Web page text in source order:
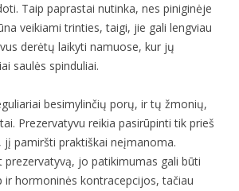
Taip paprastai nutinka, nes piniginėje
veikiami trinties, taigi, jie gali lengviau
derėtų laikyti namuose, kur jų
saulės spinduliai.
besimylinčių porų, ir tų žmonių,
Prezervatyvu reikia pasirūpinti tik prieš
pamiršti praktiškai neįmanoma.
prezervatyvą, jo patikimumas gali būti
ir hormoninės kontracepcijos, tačiau